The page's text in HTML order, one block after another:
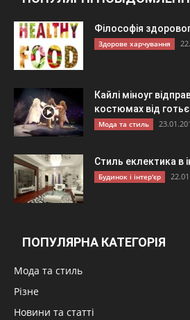
Філософія
Здорове харчування
Кайлі міноуг
костюмах від готьє
Мода та стиль
Стиль еклектика в
Будинок і інтер'єр
ПОПУЛЯРНА КАТЕГОРІЯ
Мода та стиль
Різне
Новини та статті